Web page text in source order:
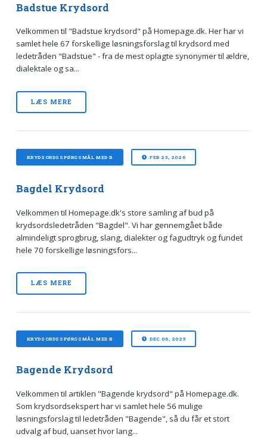
Badstue Krydsord
Velkommen til "Badstue krydsord" på Homepage.dk. Her har vi
samlet hele 67 forskellige løsningsforslag til krydsord med
ledetråden "Badstue" - fra de mest oplagte synonymer til ældre,
dialektale og sa...
LÆS MERE
KRYDSORDSSPØRGSMÅL MED B FEB 23, 2026
Bagdel Krydsord
Velkommen til Homepage.dk's store samling af bud på
krydsordsledetråden "Bagdel". Vi har gennemgået både
almindeligt sprogbrug, slang, dialekter og fagudtryk og fundet
hele 70 forskellige løsningsfors...
LÆS MERE
KRYDSORDSSPØRGSMÅL MED B DEC 06, 2025
Bagende Krydsord
Velkommen til artiklen "Bagende krydsord" på Homepage.dk.
Som krydsordsekspert har vi samlet hele 56 mulige
løsningsforslag til ledetråden "Bagende", så du får et stort
udvalg af bud, uanset hvor lang...